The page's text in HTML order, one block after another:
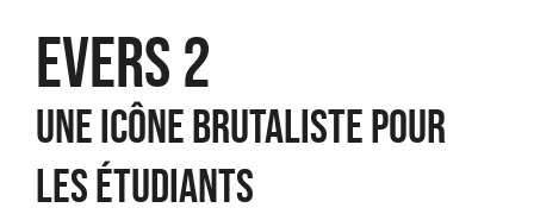
EVERS 2
UNE ICÔNE BRUTALISTE POUR
LES ÉTUDIANTS